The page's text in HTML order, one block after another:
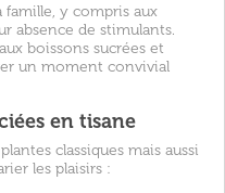
y compris aux
absence de stimulants.
boissons sucrées et
un moment convivial
en tisane
classiques mais aussi
les plaisirs :